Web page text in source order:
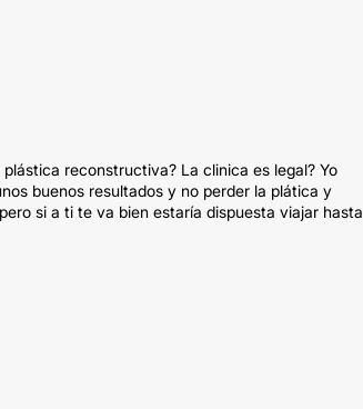
reconstructiva? La clinica es legal? Yo
buenos resultados y no perder la plática y
si a ti te va bien estaría dispuesta viajar hasta